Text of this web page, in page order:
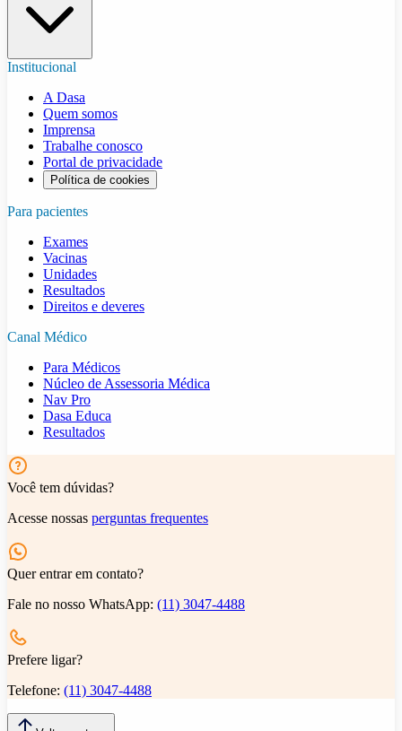
Institucional
A Dasa
Quem somos
Imprensa
Trabalhe conosco
Portal de privacidade
Política de cookies
Para pacientes
Exames
Vacinas
Unidades
Resultados
Direitos e deveres
Canal Médico
Para Médicos
Núcleo de Assessoria Médica
Nav Pro
Dasa Educa
Resultados
Você tem dúvidas?
Acesse nossas perguntas frequentes
Quer entrar em contato?
Fale no nosso WhatsApp: (11) 3047-4488
Prefere ligar?
Telefone: (11) 3047-4488